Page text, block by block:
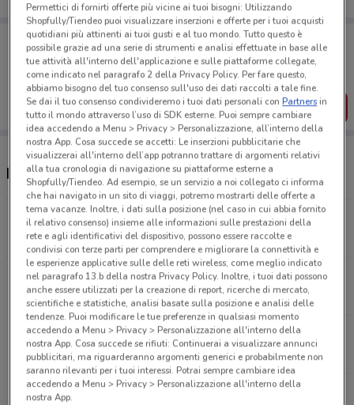
Porta DoveConviene sempre con te!
Puoi trovare le migliori offerte dei negozi vicino a te,
salvarle e creare la tua lista del risparmio, comodamente
dal tuo cellulare.
SCARICA L’APP
Negozi Caddy's a Ostia
Piazza Testaccio 32 Roma
23 km
APERTO
Via Pietro Maffi 80/C Roma
24.1 km
Via dei Serpenti 155 Roma
25 km
APERTO
Tutti i negozi Caddy's
Permettici di fornirti offerte più vicine ai tuoi bisogni: Utilizzando
Shopfully/Tiendeo puoi visualizzare inserzioni e offerte per i tuoi acquisti
quotidiani più attinenti ai tuoi gusti e al tuo mondo. Tutto questo è
possibile grazie ad una serie di strumenti e analisi effettuate in base alle
tue attività all'interno dell'applicazione e sulle piattaforme collegate,
come indicato nel paragrafo 2 della Privacy Policy. Per fare questo,
abbiamo bisogno del tuo consenso sull'uso dei dati raccolti a tale fine.
Se dai il tuo consenso condivideremo i tuoi dati personali conPartnersin
tutto il mondo attraverso l’uso di SDK esterne. Puoi sempre cambiare
idea accedendo a Menu > Privacy > Personalizzazione, all’interno della
nostra App. Cosa succede se accetti: Le inserzioni pubblicitarie che
visualizzerai all'interno dell’app potranno trattare di argomenti relativi
alla tua cronologia di navigazione su piattaforme esterne a
Shopfully/Tiendeo. Ad esempio, se un servizio a noi collegato ci informa
che hai navigato in un sito di viaggi, potremo mostrarti delle offerte a
tema vacanze. Inoltre, i dati sulla posizione (nel caso in cui abbia fornito
il relativo consenso) insieme alle informazioni sulle prestazioni della
rete e agli identificativi del dispositivo, possono essere raccolte e
condivisi con terze parti per comprendere e migliorare la connettività e
le esperienze applicative sulle delle reti wireless, come meglio indicato
nel paragrafo 13.b della nostra Privacy Policy. Inoltre, i tuoi dati possono
anche essere utilizzati per la creazione di report, ricerche di mercato,
scientifiche e statistiche, analisi basate sulla posizione e analisi delle
tendenze. Puoi modificare le tue preferenze in qualsiasi momento
accedendo a Menu > Privacy > Personalizzazione all'interno della
nostra App. Cosa succede se rifiuti: Continuerai a visualizzare annunci
pubblicitari, ma riguarderanno argomenti generici e probabilmente non
saranno rilevanti per i tuoi interessi. Potrai sempre cambiare idea
accedendo a Menu > Privacy > Personalizzazione all'interno della
nostra App.